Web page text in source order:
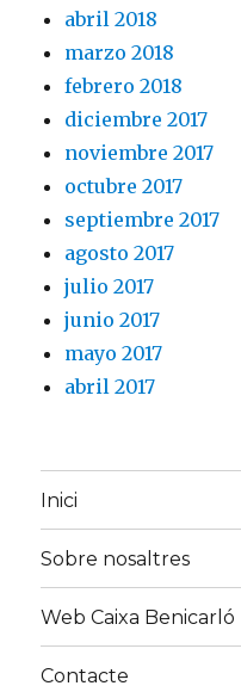
abril 2018
marzo 2018
febrero 2018
diciembre 2017
noviembre 2017
octubre 2017
septiembre 2017
agosto 2017
julio 2017
junio 2017
mayo 2017
abril 2017
Inici
Sobre nosaltres
Web Caixa Benicarló
Contacte